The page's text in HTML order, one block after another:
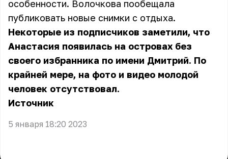
особенности. Волочкова пообещала
публиковать новые снимки с отдыха.
Некоторые из подписчиков заметили, что
Анастасия появилась на островах без
своего избранника по имени Дмитрий. По
крайней мере, на фото и видео молодой
человек отсутствовал.
Источник
5 января 18:20 2023